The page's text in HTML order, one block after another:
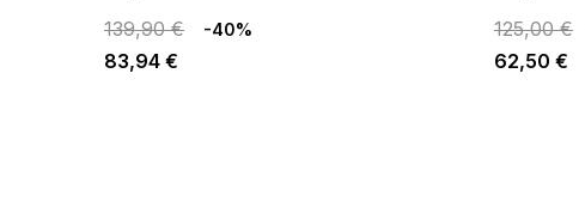
139,90 €
-40%
83,94 €
125,00 €
62,50 €